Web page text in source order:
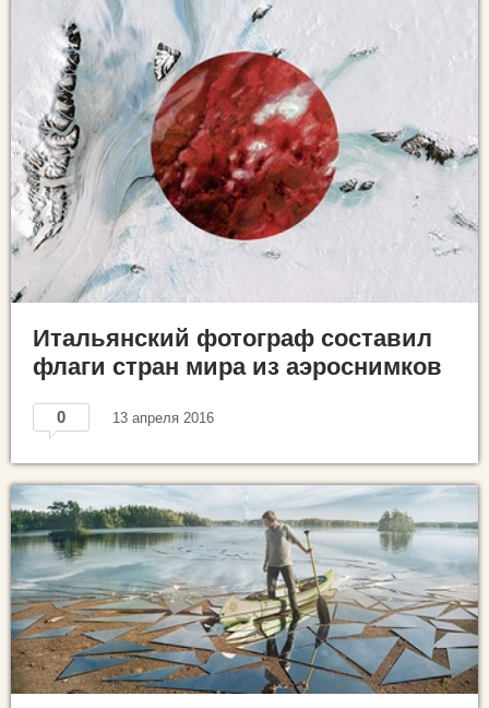
Итальянский фотограф составил
флаги стран мира из аэроснимков
0 13 апреля 2016